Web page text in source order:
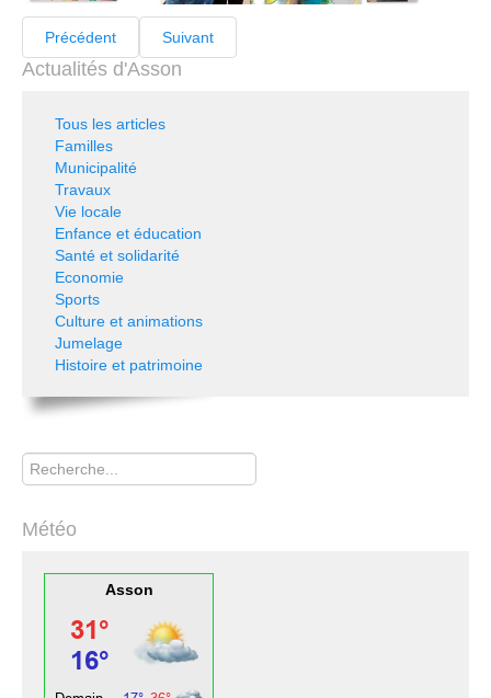
Précédent Suivant
Actualités d'Asson
Tous les articles
Familles
Municipalité
Travaux
Vie locale
Enfance et éducation
Santé et solidarité
Economie
Sports
Culture et animations
Jumelage
Histoire et patrimoine
Rechercher
Météo
Asson